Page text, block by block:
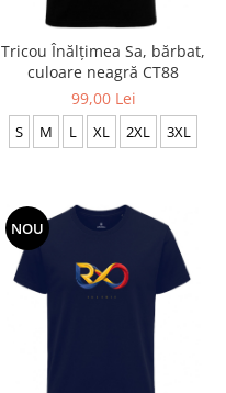
Tricou Înălțimea Sa, bărbat,
culoare neagră CT88
99,00 Lei
S M L XL 2XL 3XL
NOU